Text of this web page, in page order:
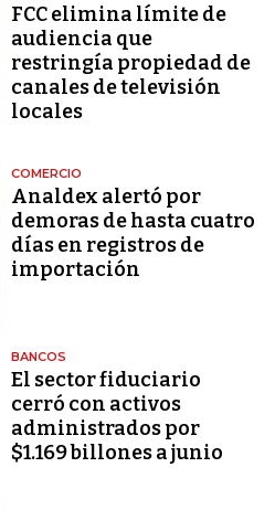
FCC elimina límite de
audiencia que
restringía propiedad de
canales de televisión
locales
COMERCIO
Analdex alertó por
demoras de hasta cuatro
días en registros de
importación
BANCOS
El sector fiduciario
cerró con activos
administrados por
$1.169 billones a junio